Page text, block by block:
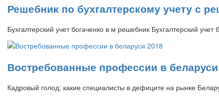
Решебник по бухгалтерскому учету с
Бухгалтерский учет богаченко в м решебник Бухгалтерский
Востребованные профессии в
Кадровый голод: какие специалисты в дефиците на рынке